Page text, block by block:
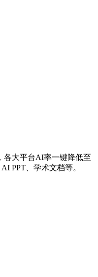
各大平台AI率一键降低至
PPT、学术文档等。